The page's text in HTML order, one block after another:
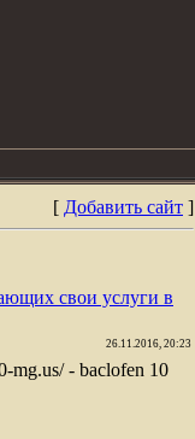
[ Добавить сайт ]
свои услуги в
26.11.2016, 20:23
mg.us/ - baclofen 10